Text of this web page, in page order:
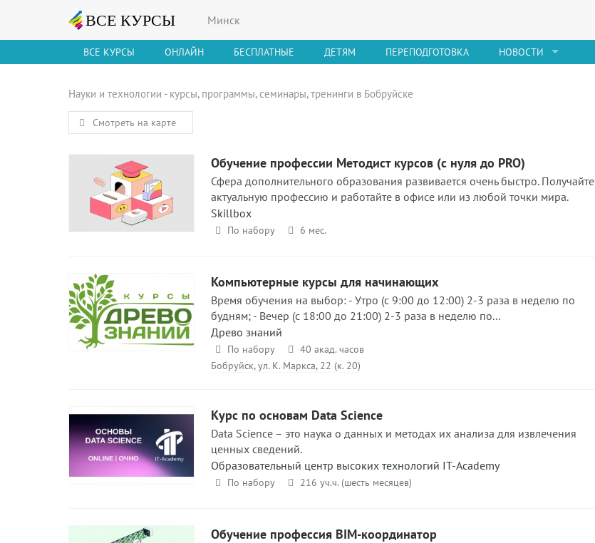
Минск
ВСЕ КУРСЫ ОНЛАЙН БЕСПЛАТНЫЕ ДЕТЯМ ПЕРЕПОДГОТОВКА НОВОСТИ
Науки и технологии - курсы, программы, семинары, тренинги в Бобруйске
Смотреть на карте
Обучение профессии Методист курсов (с нуля до PRO)
Сфера дополнительного образования развивается очень быстро. Получайте
актуальную профессию и работайте в офисе или из любой точки мира.
Skillbox
По набору 6 мес.
Компьютерные курсы для начинающих
Время обучения на выбор: - Утро (с 9:00 до 12:00) 2-3 раза в неделю по
будням; - Вечер (с 18:00 до 21:00) 2-3 раза в неделю по...
Древо знаний
По набору
40 акад. часов
Бобруйск, ул. К. Маркса, 22 (к. 20)
Курс по основам Data Science
Data Science – это наука о данных и методах их анализа для извлечения
ценных сведений.
Образовательный центр высоких технологий IT-Academy
По набору 216 уч.ч. (шесть месяцев)
Обучение профессия BIM-координатор